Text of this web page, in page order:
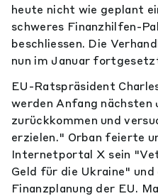
heute nicht wie geplant
schweres Finanzhilfen-
beschliessen. Die
nun im Januar
EU-Ratspräsident
werden Anfang nächsten
zurückkommen und
erzielen." Orban feierte
Internetportal X sein
Geld für die Ukraine"
Finanzplanung der EU.